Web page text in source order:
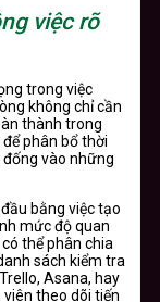
việc rõ
trong việc
không chỉ cần
thành trong
phân bổ thời
vào những
bằng việc tạo
mức độ quan
thể phân chia
sách kiểm tra
Asana, hay
theo dõi tiến